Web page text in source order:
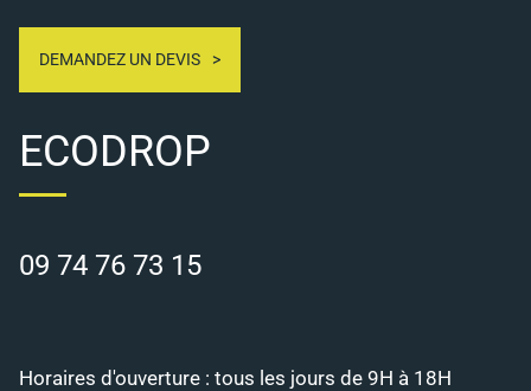
DEMANDEZ UN DEVIS
ECODROP
09 74 76 73 15
Horaires d'ouverture : tous les jours de 9H à 18H